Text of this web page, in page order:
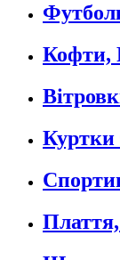
Кофти,
Куртки